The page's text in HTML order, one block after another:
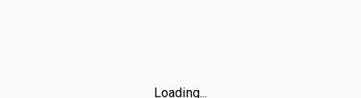
Loading...